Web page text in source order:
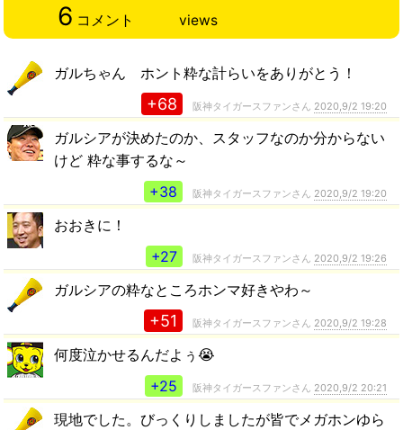
6 コメント views
ガルちゃん ホント粋な計らいをありがとう！
+68 阪神タイガースファンさん 2020,9/2 19:20
ガルシアが決めたのか、スタッフなのか分からない
けど 粋な事するな～
+38
阪神タイガースファンさん 2020,9/2 19:20
おおきに！
+27
阪神タイガースファンさん 2020,9/2 19:26
ガルシアの粋なところホンマ好きやわ～
+51 阪神タイガースファンさん 2020,9/2 19:28
何度泣かせるんだよぅ😭
+25
阪神タイガースファンさん 2020,9/2 20:21
現地でした。びっくりしましたが皆でメガホンゆら